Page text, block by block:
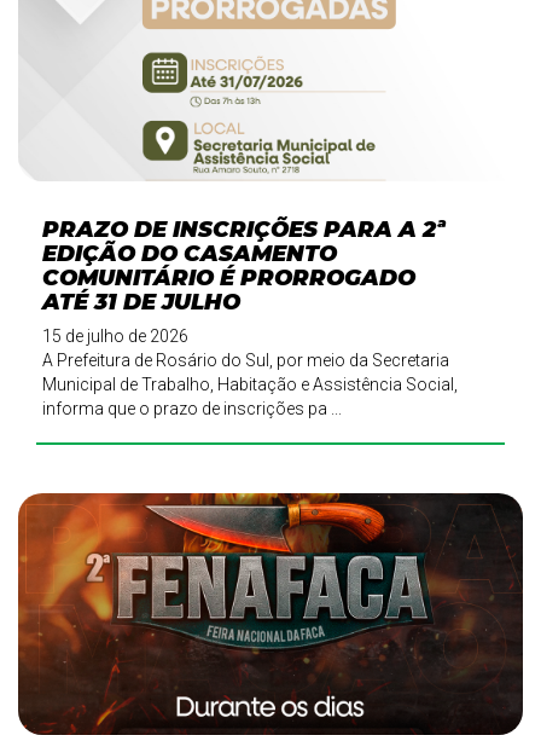
PRAZO DE INSCRIÇÕES PARA A 2ª
EDIÇÃO DO CASAMENTO
COMUNITÁRIO É PRORROGADO
ATÉ 31 DE JULHO
15 de julho de 2026
A Prefeitura de Rosário do Sul, por meio da Secretaria
Municipal de Trabalho, Habitação e Assistência Social,
informa que o prazo de inscrições pa ...